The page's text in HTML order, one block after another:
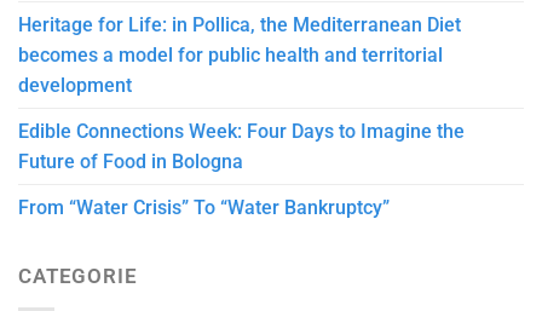
Heritage for Life: in Pollica, the Mediterranean Diet
becomes a model for public health and territorial
development
Edible Connections Week: Four Days to Imagine the
Future of Food in Bologna
From “Water Crisis” To “Water Bankruptcy”
CATEGORIE